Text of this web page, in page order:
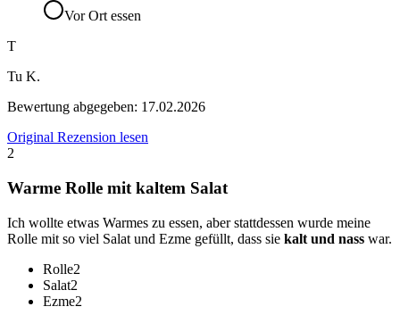
Vor Ort essen
T
Tu K.
Bewertung abgegeben: 17.02.2026
Original Rezension lesen
2
Warme Rolle mit kaltem Salat
Ich wollte etwas Warmes zu essen, aber stattdessen wurde meine
Rolle mit so viel Salat und Ezme gefüllt, dass sie kalt und nass war.
Rolle2
Salat2
Ezme2